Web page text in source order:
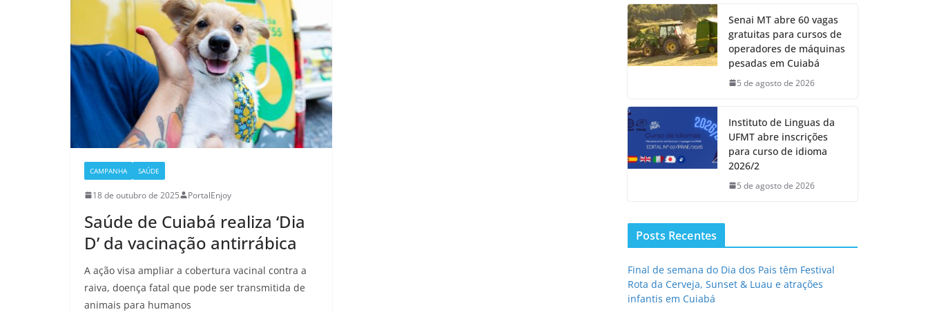
CAMPANHA SAÚDE
18 de outubro de 2025 PortalEnjoy
Saúde de Cuiabá realiza ‘Dia
D’ da vacinação antirrábica
A ação visa ampliar a cobertura vacinal contra a
raiva, doença fatal que pode ser transmitida de
animais para humanos
Senai MT abre 60 vagas
gratuitas para cursos de
operadores de máquinas
pesadas em Cuiabá
5 de agosto de 2026
Instituto de Linguas da
UFMT abre inscrições
para curso de idioma
2026/2
5 de agosto de 2026
Posts Recentes
Final de semana do Dia dos Pais têm Festival
Rota da Cerveja, Sunset & Luau e atrações
infantis em Cuiabá